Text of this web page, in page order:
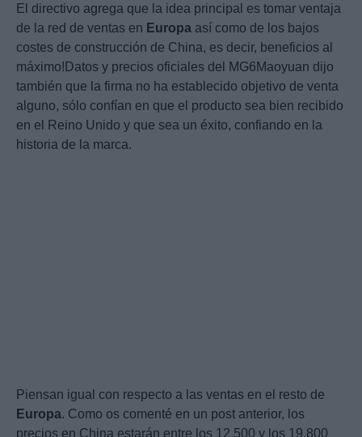
El directivo agrega que la idea principal es tomar ventaja
de la red de ventas en Europa así como de los bajos
costes de construcción de China, es decir, beneficios al
máximo!Datos y precios oficiales del MG6Maoyuan dijo
también que la firma no ha establecido objetivo de venta
alguno, sólo confían en que el producto sea bien recibido
en el Reino Unido y que sea un éxito, confiando en la
historia de la marca.
Piensan igual con respecto a las ventas en el resto de
Europa. Como os comenté en un post anterior, los
precios en China estarán entre los 12.500 y los 19.800